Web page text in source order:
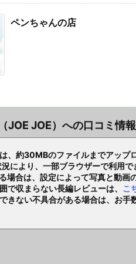
ペンちゃんの店
JOE JOE）への口コミ情報
、約30MBのファイルまでアップ
により、一部ブラウザーで利用で
場合は、設定によって写真と動画
で収まらない長編レビューは、 こ
できない不具合がある場合は、お手